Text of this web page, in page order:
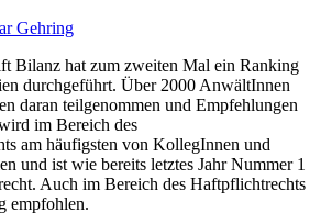
Gehring
Bilanz hat zum zweiten Mal ein Ranking
durchgeführt. Über 2000 AnwältInnen
daran teilgenommen und Empfehlungen
im Bereich des
am häufigsten von KollegInnen und
und ist wie bereits letztes Jahr Nummer 1
Auch im Bereich des Haftpflichtrechts
empfohlen.